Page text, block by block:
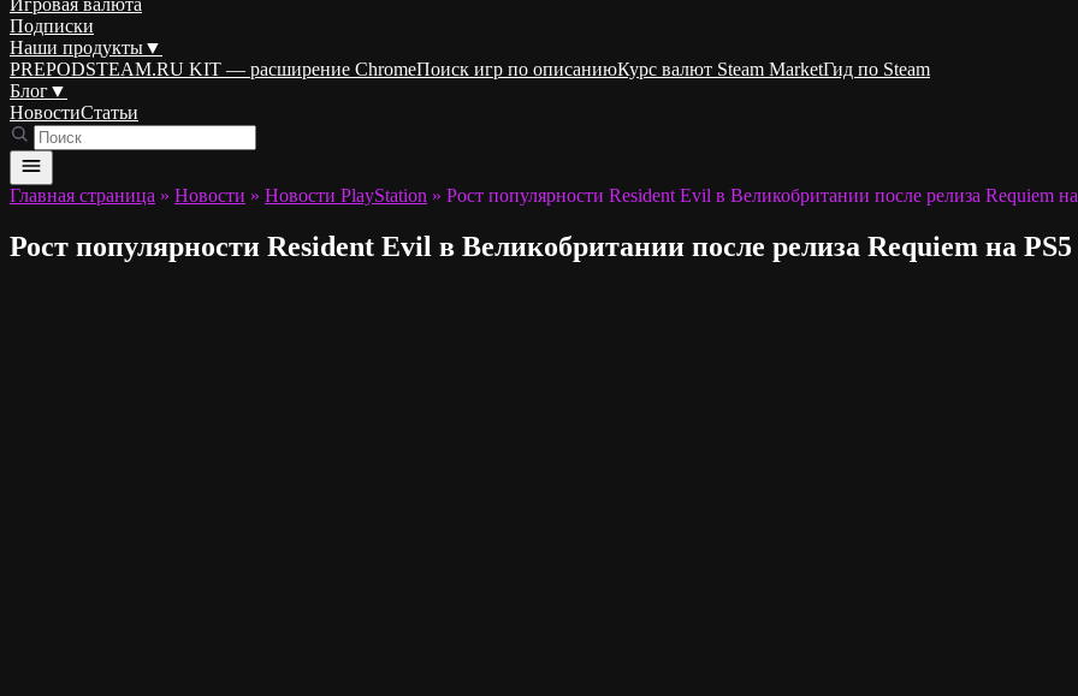
Игровая валюта
Подписки
Наши продукты▼
PREPODSTEAM.RU KIT — расширение ChromeПоиск игр по описаниюКурс валют Steam MarketГид по Steam
Блог▼
НовостиСтатьи
Главная страница » Новости » Новости PlayStation » Рост популярности Resident Evil в Великобритании после релиза Requiem
Рост популярности Resident Evil в Великобритании после релиза Requiem на PS5